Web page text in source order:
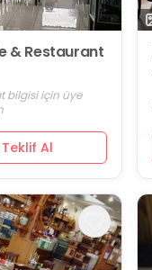
& Restaurant
bilgisi için üye
Al